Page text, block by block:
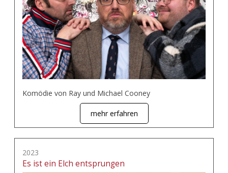
Komödie von Ray und Michael Cooney
mehr erfahren
2023
Es ist ein Elch entsprungen